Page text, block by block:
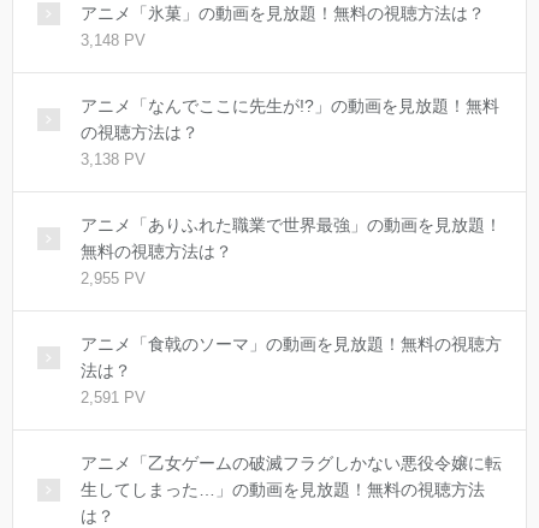
アニメ「氷菓」の動画を見放題！無料の視聴方法は？
3,148 PV
アニメ「なんでここに先生が!?」の動画を見放題！無料
の視聴方法は？
3,138 PV
アニメ「ありふれた職業で世界最強」の動画を見放題！
無料の視聴方法は？
2,955 PV
アニメ「食戟のソーマ」の動画を見放題！無料の視聴方
法は？
2,591 PV
アニメ「乙女ゲームの破滅フラグしかない悪役令嬢に転
生してしまった…」の動画を見放題！無料の視聴方法
は？